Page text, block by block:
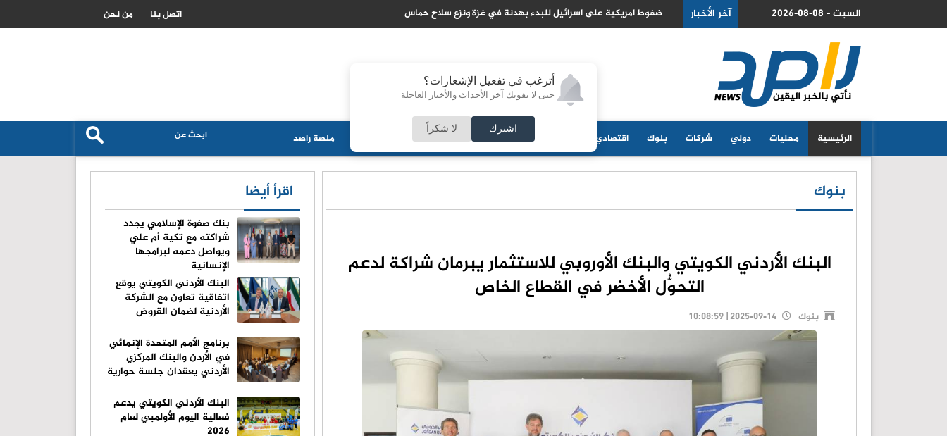
أترغب في تفعيل الإشعارات؟
حتى لا تفوتك آخر الأحداث والأخبار العاجلة
اشترك لا شكراً
2026-08-08 - السبت آخر الأخبار للبدء بهدنة في غزة ونزع سلاح حماس البنك الدولي يخصص منحة مالية ضخمة لتحديث القطاع المصرفي في سوريا نتائج الشركات القوية تدفع الاسهم الاوروبية نحو مستويات قياسية
من نحن اتصل بنا
الرئيسية محليات دولي شركات بنوك اقتصادي منوعات ثقافة مجلس الأمة منصة راصد
بنوك
البنك الأردني الكويتي والبنك الأوروبي للاستثمار يبرمان شراكة لدعم
التحوُّل الأخضر في القطاع الخاص
بنوك
اقرأ أيضا
بنك صفوة الإسلامي يجدد
شراكته مع تكية أم علي
ويواصل دعمه لبرامجها
الإنسانية
البنك الأردني الكويتي يوقع
اتفاقية تعاون مع الشركة
الأردنية لضمان القروض
برنامج الأمم المتحدة الإنمائي
في الأردن والبنك المركزي
الأردني يعقدان جلسة حوارية
البنك الأردني الكويتي يدعم
فعالية اليوم الأولمبي لعام
2026